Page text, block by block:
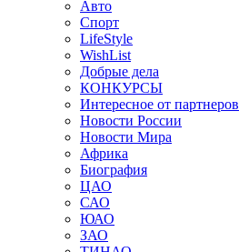
Авто
Спорт
LifeStyle
WishList
Добрые дела
КОНКУРСЫ
Интересное от партнеров
Новости России
Новости Мира
Африка
Биография
ЦАО
САО
ЮАО
ЗАО